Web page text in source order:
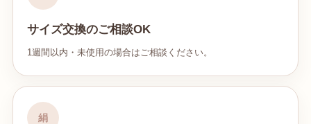
サイズ交換のご相談OK
1週間以内・未使用の場合はご相談ください。
絹